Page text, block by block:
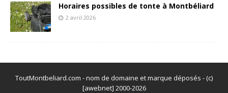
Horaires possibles de tonte à Montbéliard
2 avril 2026
ToutMontbeliard.com - nom de domaine et marque déposés - (c)
[awebnet] 2000-2026